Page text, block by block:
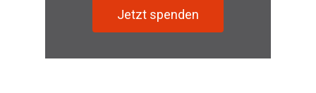
Jetzt spenden